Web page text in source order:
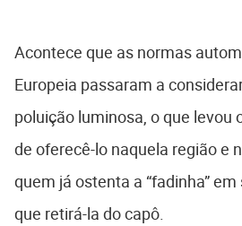
Acontece que as normas
Europeia passaram a
poluição luminosa, o que levou
de oferecê-lo naquela região e
quem já ostenta a “fadinha”
que retirá-la do capô.